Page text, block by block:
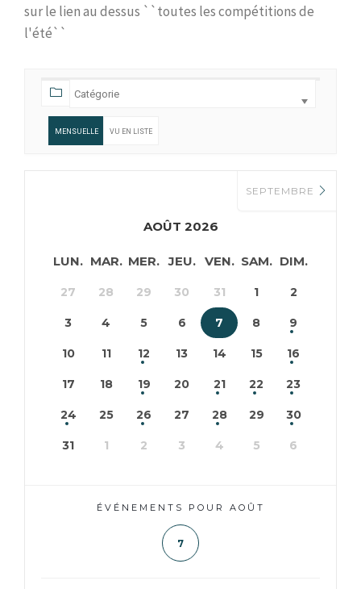
sur le lien au dessus ``toutes les compétitions de
l'été``
MENSUELLE VU EN LISTE
AOÛT 2026
SEPTEMBRE
LUN. MAR. MER. JEU. VEN. SAM. DIM.
27 28 29 30 31 1 2
3 4 5 6 7 8 9
10 11 12 13 14 15 16
17 18 19 20 21 22 23
24 25 26 27 28 29 30
31 1 2 3 4 5 6
ÉVÉNEMENTS POUR AOÛT
7